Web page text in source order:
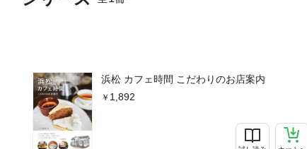
浜松 カフェ時間 こだわりのお店案内
1,892